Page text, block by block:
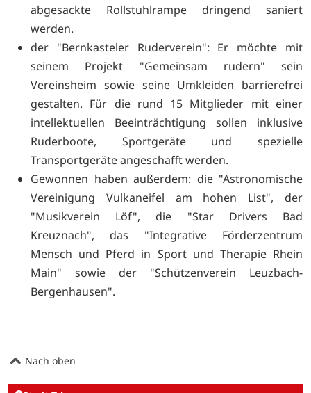
abgesackte Rollstuhlrampe dringend saniert
werden.
der "Bernkasteler Ruderverein": Er möchte mit
seinem Projekt "Gemeinsam rudern" sein
Vereinsheim sowie seine Umkleiden barrierefrei
gestalten. Für die rund 15 Mitglieder mit einer
intellektuellen Beeinträchtigung sollen inklusive
Ruderboote, Sportgeräte und spezielle
Transportgeräte angeschafft werden.
Gewonnen haben außerdem: die "Astronomische
Vereinigung Vulkaneifel am hohen List", der
"Musikverein Löf", die "Star Drivers Bad
Kreuznach", das "Integrative Förderzentrum
Mensch und Pferd in Sport und Therapie Rhein
Main" sowie der "Schützenverein Leuzbach-
Bergenhausen".
Nach oben